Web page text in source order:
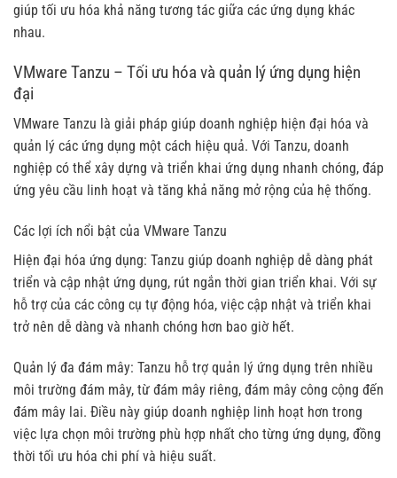
giúp tối ưu hóa khả năng tương tác giữa các ứng dụng khác
nhau.
VMware Tanzu – Tối ưu hóa và quản lý ứng dụng hiện
đại
VMware Tanzu là giải pháp giúp doanh nghiệp hiện đại hóa và
quản lý các ứng dụng một cách hiệu quả. Với Tanzu, doanh
nghiệp có thể xây dựng và triển khai ứng dụng nhanh chóng, đáp
ứng yêu cầu linh hoạt và tăng khả năng mở rộng của hệ thống.
Các lợi ích nổi bật của VMware Tanzu
Hiện đại hóa ứng dụng: Tanzu giúp doanh nghiệp dễ dàng phát
triển và cập nhật ứng dụng, rút ngắn thời gian triển khai. Với sự
hỗ trợ của các công cụ tự động hóa, việc cập nhật và triển khai
trở nên dễ dàng và nhanh chóng hơn bao giờ hết.
Quản lý đa đám mây: Tanzu hỗ trợ quản lý ứng dụng trên nhiều
môi trường đám mây, từ đám mây riêng, đám mây công cộng đến
đám mây lai. Điều này giúp doanh nghiệp linh hoạt hơn trong
việc lựa chọn môi trường phù hợp nhất cho từng ứng dụng, đồng
thời tối ưu hóa chi phí và hiệu suất.